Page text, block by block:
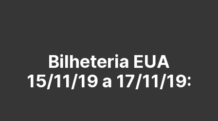
Bilheteria EUA
15/11/19 a 17/11/19: